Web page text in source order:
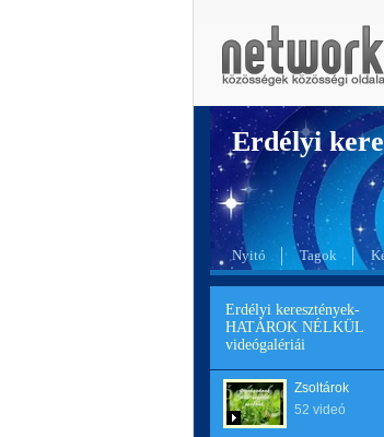
Erdélyi
Nyitó Tagok
Erdélyi keresztények-
HATÁROK NÉLKÜL
videógalériái
Zsoltárok
52 videó